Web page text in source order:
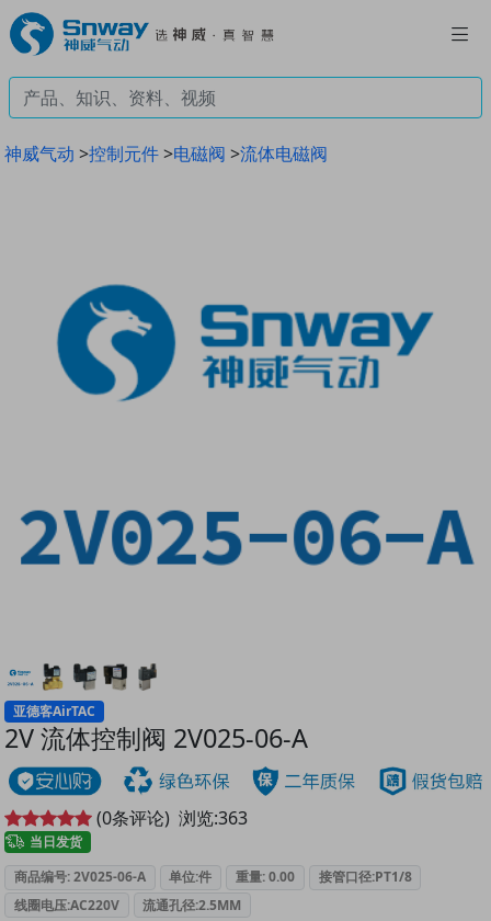
神威气动 >控制元件>电磁阀 >流体电磁阀
亚德客AirTAC
2V 流体控制阀 2V025-06-A
(0条评论) 浏览:363
当日发货
商品编号: 2V025-06-A
单位:件 重量: 0.00
接管口径:PT1/8
线圈电压:AC220V
流通孔径:2.5MM